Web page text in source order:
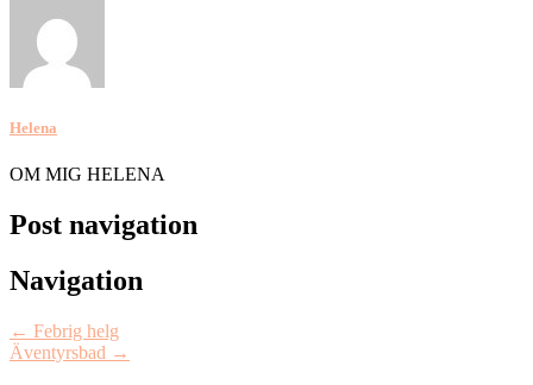
Helena
OM MIG HELENA
Post navigation
Navigation
← Febrig helg
Äventyrsbad →